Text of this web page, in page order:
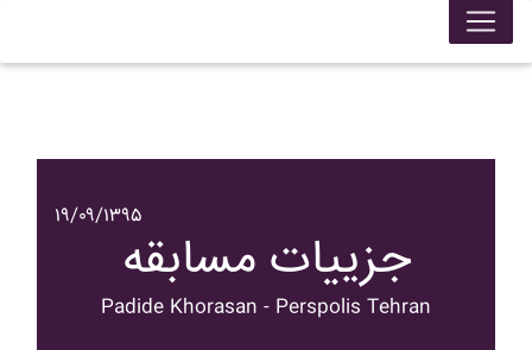
۱۹/۰۹/۱۳۹۵
جزییات مسابقه
Padide Khorasan - Perspolis Tehran